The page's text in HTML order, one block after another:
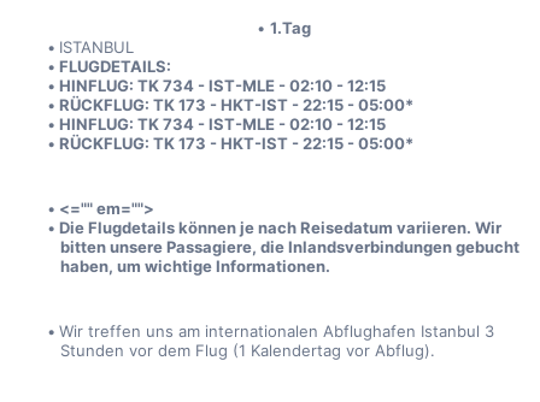
1.Tag
ISTANBUL
FLUGDETAILS:
HINFLUG: TK 734 - IST-MLE - 02:10 - 12:15
RÜCKFLUG: TK 173 - HKT-IST - 22:15 - 05:00*
HINFLUG: TK 734 - IST-MLE - 02:10 - 12:15
RÜCKFLUG: TK 173 - HKT-IST - 22:15 - 05:00*
<="" em="">
Die Flugdetails können je nach Reisedatum variieren. Wir
bitten unsere Passagiere, die Inlandsverbindungen gebucht
haben, um wichtige Informationen.
Wir treffen uns am internationalen Abflughafen Istanbul 3
Stunden vor dem Flug (1 Kalendertag vor Abflug).